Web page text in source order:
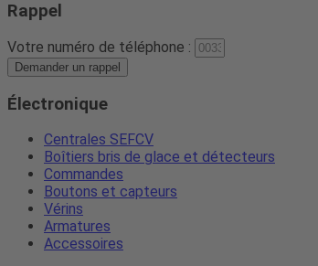
Rappel
Votre numéro de téléphone :
Demander un rappel
Électronique
Centrales SEFCV
Boîtiers bris de glace et détecteurs
Commandes
Boutons et capteurs
Vérins
Armatures
Accessoires